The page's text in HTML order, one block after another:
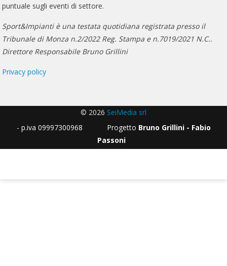
puntuale sugli eventi di settore.
Sport&Impianti è una testata quotidiana registrata presso il
Tribunale di Monza n.2/2022 Reg. Stampa e n.7019/2021 N.C..
Direttore Responsabile Bruno Grillini
Privacy policy
© 2026 SeiMedia srl
- p.iva 09997300968 Progetto Bruno Grillini - Fabio
Passoni